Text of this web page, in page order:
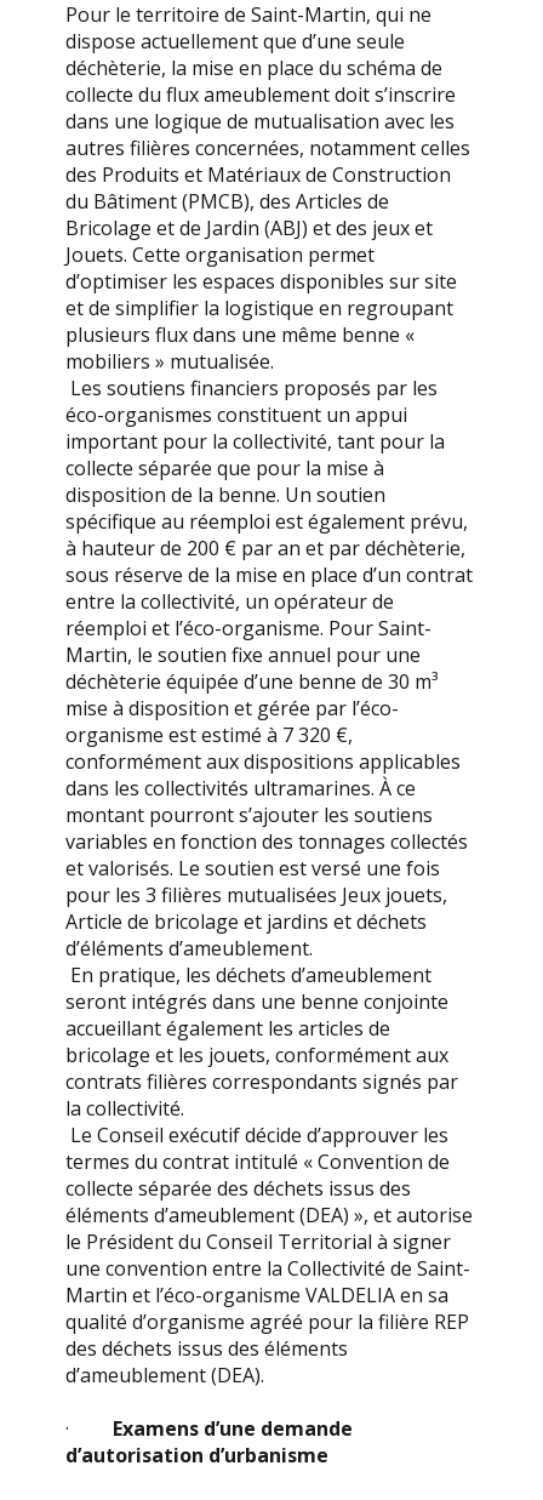
Pour le territoire de Saint-Martin, qui ne
dispose actuellement que d’une seule
déchèterie, la mise en place du schéma de
collecte du flux ameublement doit s’inscrire
dans une logique de mutualisation avec les
autres filières concernées, notamment celles
des Produits et Matériaux de Construction
du Bâtiment (PMCB), des Articles de
Bricolage et de Jardin (ABJ) et des jeux et
Jouets. Cette organisation permet
d’optimiser les espaces disponibles sur site
et de simplifier la logistique en regroupant
plusieurs flux dans une même benne «
mobiliers » mutualisée.
Les soutiens financiers proposés par les
éco-organismes constituent un appui
important pour la collectivité, tant pour la
collecte séparée que pour la mise à
disposition de la benne. Un soutien
spécifique au réemploi est également prévu,
à hauteur de 200 € par an et par déchèterie,
sous réserve de la mise en place d’un contrat
entre la collectivité, un opérateur de
réemploi et l’éco-organisme. Pour Saint-
Martin, le soutien fixe annuel pour une
déchèterie équipée d’une benne de 30 m³
mise à disposition et gérée par l’éco-
organisme est estimé à 7 320 €,
conformément aux dispositions applicables
dans les collectivités ultramarines. À ce
montant pourront s’ajouter les soutiens
variables en fonction des tonnages collectés
et valorisés. Le soutien est versé une fois
pour les 3 filières mutualisées Jeux jouets,
Article de bricolage et jardins et déchets
d’éléments d’ameublement.
En pratique, les déchets d’ameublement
seront intégrés dans une benne conjointe
accueillant également les articles de
bricolage et les jouets, conformément aux
contrats filières correspondants signés par
la collectivité.
Le Conseil exécutif décide d’approuver les
termes du contrat intitulé « Convention de
collecte séparée des déchets issus des
éléments d’ameublement (DEA) », et autorise
le Président du Conseil Territorial à signer
une convention entre la Collectivité de Saint-
Martin et l’éco-organisme VALDELIA en sa
qualité d’organisme agréé pour la filière REP
des déchets issus des éléments
d’ameublement (DEA).
· Examens d’une demande
d’autorisation d’urbanisme